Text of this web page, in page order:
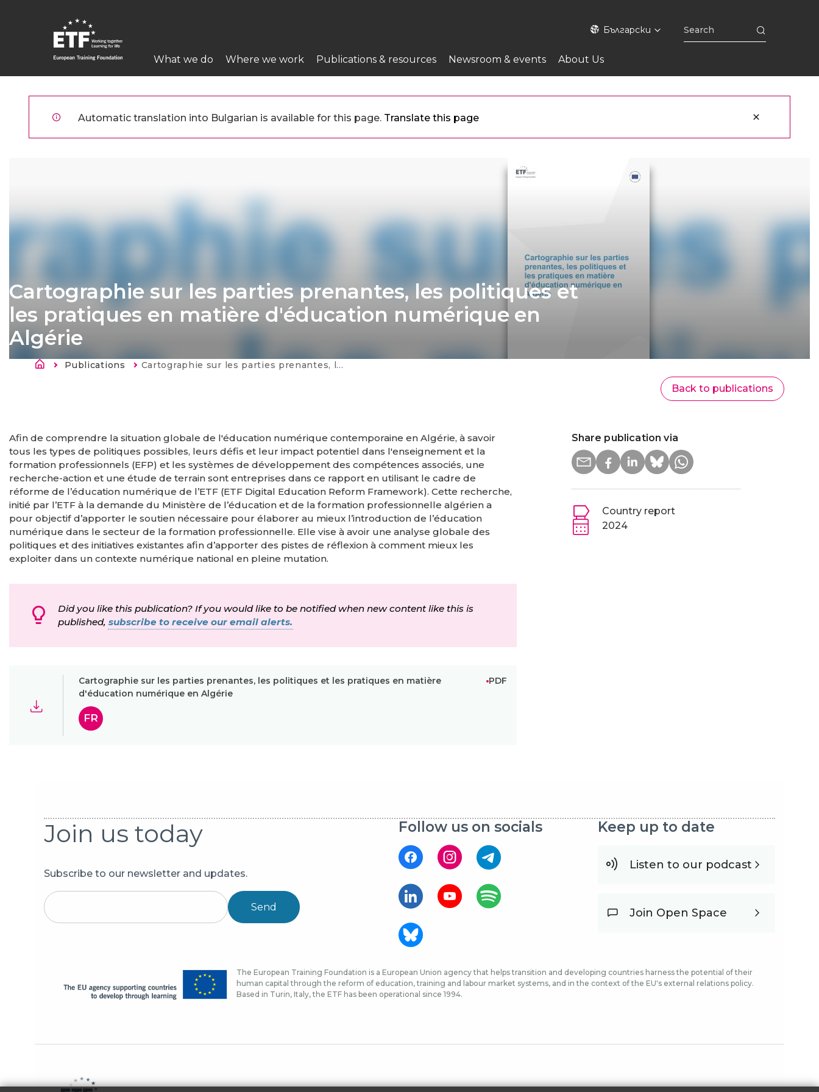
основното
съдържание
Български
Main
navigation
What we do Where we work Publications & resources Newsroom & events About Us
Automatic translation into Bulgarian is available for this page. Translate this page
Cartographie sur les parties prenantes, les politiques et
les pratiques en matière d'éducation numérique en
Algérie
Breadcrumb
Publications Current:
Cartographie sur les parties prenantes, les politiques et les pratiques en matière d'éducation numérique en Algérie
Back to publications
Afin de comprendre la situation globale de l'éducation numérique contemporaine en Algérie, à savoir
tous les types de politiques possibles, leurs défis et leur impact potentiel dans l'enseignement et la
formation professionnels (EFP) et les systèmes de développement des compétences associés, une
recherche-action et une étude de terrain sont entreprises dans ce rapport en utilisant le cadre de
réforme de l’éducation numérique de l’ETF (ETF Digital Education Reform Framework). Cette recherche,
initié par l’ETF à la demande du Ministère de l’éducation et de la formation professionnelle algérien a
pour objectif d’apporter le soutien nécessaire pour élaborer au mieux l’introduction de l’éducation
numérique dans le secteur de la formation professionnelle. Elle vise à avoir une analyse globale des
politiques et des initiatives existantes afin d’apporter des pistes de réflexion à comment mieux les
exploiter dans un contexte numérique national en pleine mutation.
Did you like this publication? If you would like to be notified when new content like this is
published, subscribe to receive our email alerts.
Cartographie sur les parties prenantes, les politiques et les pratiques en matière
d'éducation numérique en Algérie
PDF
FR
Share publication via
Country report
2024
Join us today
Subscribe to our newsletter and updates.
Send
Follow us on socials Keep up to date
Listen to our podcast
Join Open Space
The European Training Foundation is a European Union agency that helps transition and developing countries harness the potential of their
human capital through the reform of education, training and labour market systems, and in the context of the EU's external relations policy.
Based in Turin, Italy, the ETF has been operational since 1994.